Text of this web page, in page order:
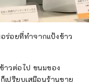
ร่อยที่ทำจากแป้งข้าว
าวต่อไป ขนมของ
เปรียบเสมือนร้านขาย